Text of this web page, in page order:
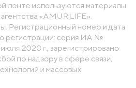
ленте используются материалы
«AMUR.LIFE».
Регистрационный номер и дата
регистрации: серия ИА №
2020 г., зарегистрировано
по надзору в сфере связи,
и массовых